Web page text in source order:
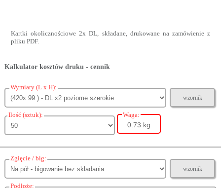
Kartki okolicznościowe 2x DL, składane, drukowane na zamówienie z
pliku PDF.
Kalkulator kosztów druku - cennik
Wymiary (L x H):
wzornik
Ilość (sztuk): Waga:
0.73 kg
Zgięcie / big:
wzornik
Podłoże: